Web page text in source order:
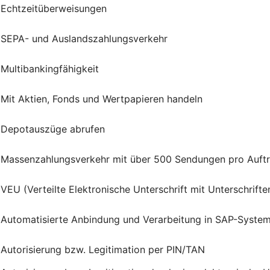
Echtzeitüberweisungen
SEPA- und Auslandszahlungsverkehr
Multibankingfähigkeit
Mit Aktien, Fonds und Wertpapieren handeln
Depotauszüge abrufen
Massenzahlungsverkehr mit über 500 Sendungen pro
VEU (Verteilte Elektronische Unterschrift mit
Automatisierte Anbindung und Verarbeitung in SAP-
Autorisierung bzw. Legitimation per PIN/TAN